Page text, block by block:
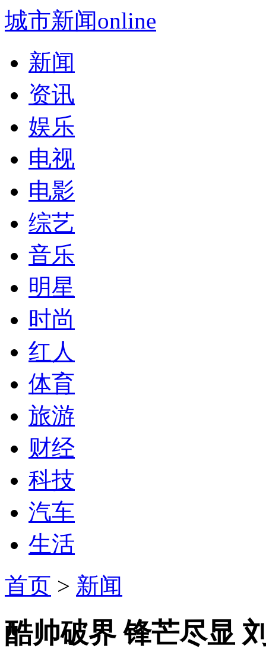
城市新闻online
新闻
资讯
娱乐
电视
电影
综艺
音乐
明星
时尚
红人
体育
旅游
财经
科技
汽车
生活
首页 > 新闻
酷帅破界 锋芒尽显